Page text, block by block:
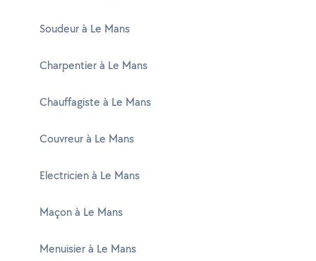
Soudeur à Le Mans
Charpentier à Le Mans
Chauffagiste à Le Mans
Couvreur à Le Mans
Electricien à Le Mans
Maçon à Le Mans
Menuisier à Le Mans